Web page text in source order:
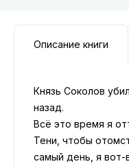
Описание книги
Князь Соколов
назад.
Всё это время я
Тени, чтобы
самый день, я вот-